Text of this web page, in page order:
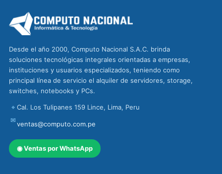
Desde el año 2000, Computo Nacional S.A.C. brinda
soluciones tecnológicas integrales orientadas a empresas,
instituciones y usuarios especializados, teniendo como
principal línea de servicio el alquiler de servidores, storage,
switches, notebooks y PCs.
⌖ Cal. Los Tulipanes 159 Lince, Lima, Peru
✉ventas@computo.com.pe
◉Ventas por WhatsApp